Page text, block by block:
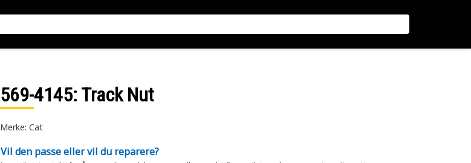
569-4145: Track Nut
Merke: Cat
Vil den passe eller vil du reparere?